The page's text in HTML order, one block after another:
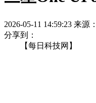
2026-05-11 14:59:23 来源
分享到：
【每日科技网】